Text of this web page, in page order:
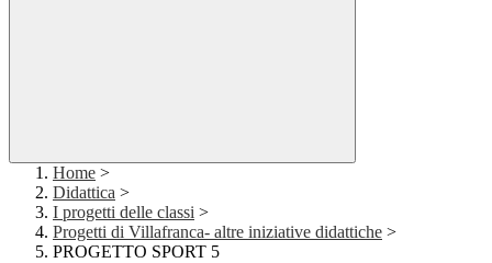
Home >
Didattica >
I progetti delle classi >
Progetti di Villafranca- altre iniziative didattiche >
PROGETTO SPORT 5